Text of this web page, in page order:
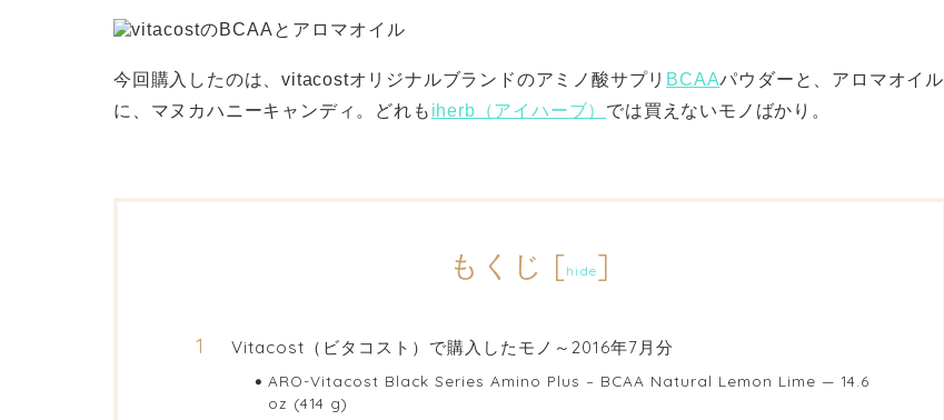
今回購入したのは、vitacostオリジナルブランドのアミノ酸サプリ BCAAパウダーと、アロマオイル
に、マヌカハニーキャンディ。どれも iherb（アイハーブ） では買えないモノばかり。
もくじ [hide]
Vitacost（ビタコスト）で購入したモノ～2016年7月分
ARO-Vitacost Black Series Amino Plus – BCAA Natural Lemon Lime — 14.6
oz (414 g)